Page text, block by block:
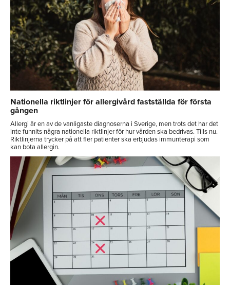
Nationella riktlinjer för allergivård fastställda för första
gången
Allergi är en av de vanligaste diagnoserna i Sverige, men trots det har det
inte funnits några nationella riktlinjer för hur vården ska bedrivas. Tills nu.
Riktlinjerna trycker på att fler patienter ska erbjudas immunterapi som
kan bota allergin.